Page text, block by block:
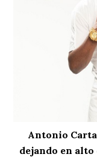
Antonio
dejando en